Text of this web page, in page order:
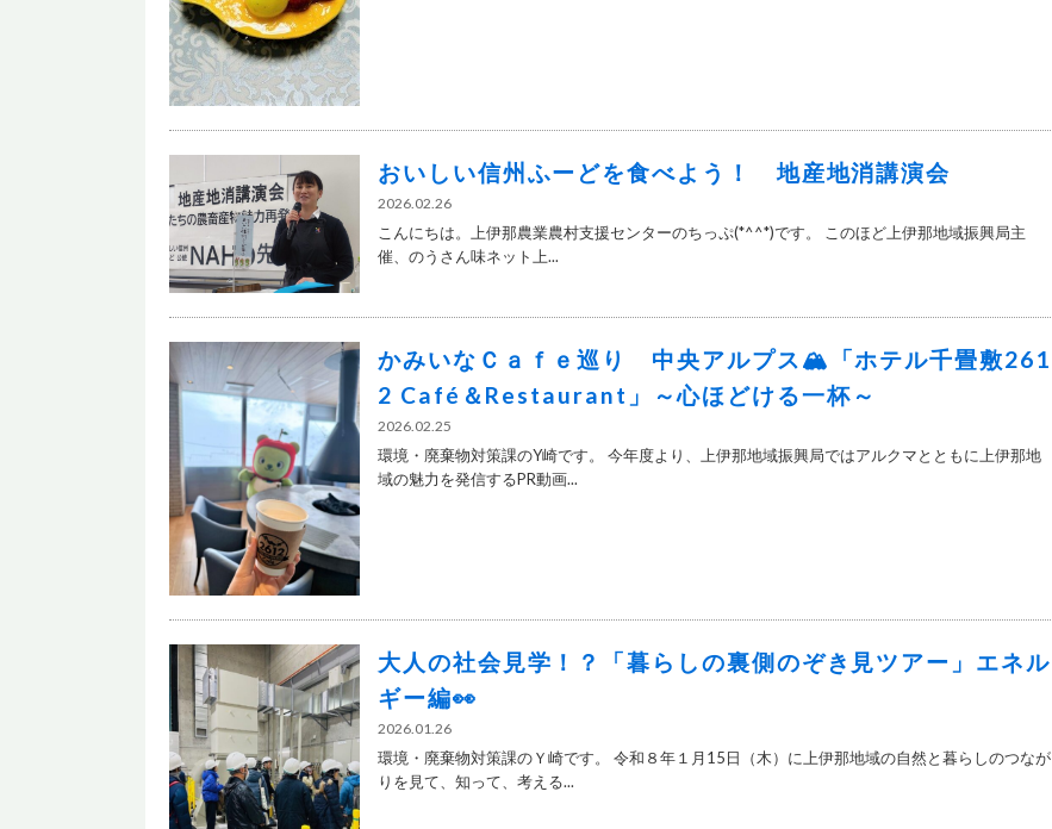
おいしい信州ふーどを食べよう！ 地産地消講演会
2026.02.26
こんにちは。上伊那農業農村支援センターのちっぷ(*^^*)です。 このほど上伊那地域振興局主
催、のうさん味ネット上...
かみいなＣａｆｅ巡り 中央アルプス🏔「ホテル千畳敷261
2 Café＆Restaurant」～心ほどける一杯～
2026.02.25
環境・廃棄物対策課のY崎です。 今年度より、上伊那地域振興局ではアルクマとともに上伊那地
域の魅力を発信するPR動画...
大人の社会見学！？「暮らしの裏側のぞき見ツアー」エネル
ギー編👀
2026.01.26
環境・廃棄物対策課のＹ崎です。 令和８年１月15日（木）に上伊那地域の自然と暮らしのつなが
りを見て、知って、考える...